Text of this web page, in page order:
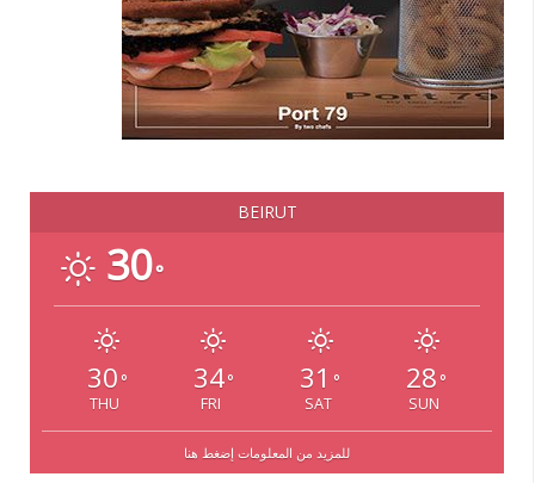
BEIRUT
30°
30 °
THU
34°
FRI
31 °
SAT
28 °
SUN
للمزيد من المعلومات إضغط هنا